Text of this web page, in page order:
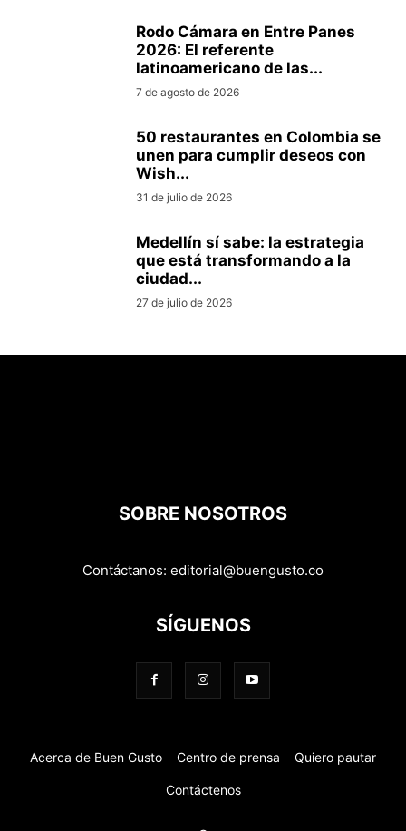
Rodo Cámara en Entre Panes
2026: El referente
latinoamericano de las...
7 de agosto de 2026
50 restaurantes en Colombia se
unen para cumplir deseos con
Wish...
31 de julio de 2026
Medellín sí sabe: la estrategia
que está transformando a la
ciudad...
27 de julio de 2026
SOBRE NOSOTROS
Contáctanos: editorial@buengusto.co
SÍGUENOS
Acerca de Buen Gusto Centro de prensa Quiero pautar
Contáctenos